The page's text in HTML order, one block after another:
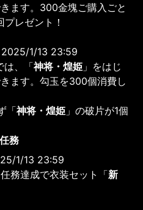
ます。300金塊ご購入ごと
レゼント！
1/13 23:59
は、「神将・煌姫 」をはじ
ます。勾玉を300個消費し
「神将・煌姫 」の破片が1個
務
1/13 23:59
務達成で衣装セット「新